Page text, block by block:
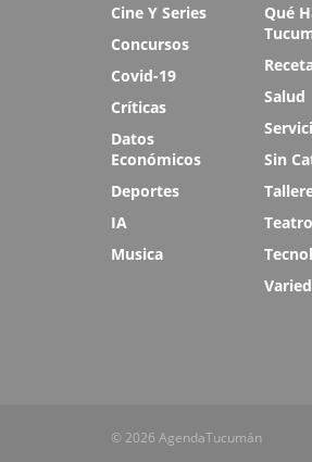
Cine Y Series
Concursos
Covid-19
Críticas
Datos
Económicos
Deportes
IA
Musica
Qué
Salud
Sin
Teatro
© 2026 AgendaTucumán